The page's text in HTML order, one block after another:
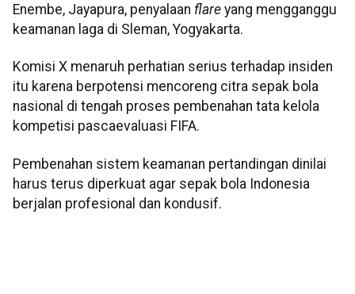
Enembe, Jayapura, penyalaan flare yang mengganggu
keamanan laga di Sleman, Yogyakarta.
Komisi X menaruh perhatian serius terhadap insiden
itu karena berpotensi mencoreng citra sepak bola
nasional di tengah proses pembenahan tata kelola
kompetisi pascaevaluasi FIFA.
Pembenahan sistem keamanan pertandingan dinilai
harus terus diperkuat agar sepak bola Indonesia
berjalan profesional dan kondusif.